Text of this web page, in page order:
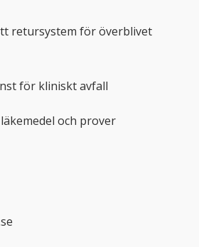
retursystem för överblivet
för kliniskt avfall
och prover